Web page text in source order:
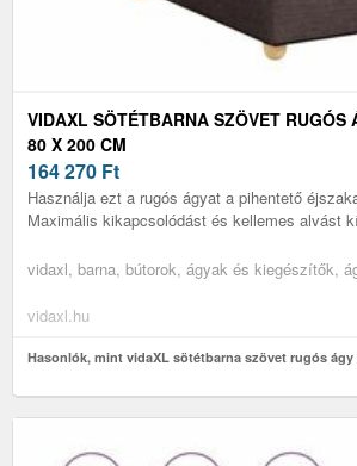
VIDAXL SÖTÉTBARNA SZÖVET RUGÓS
80 X 200 CM
164 270 Ft
Használja ezt a rugós ágyat a pihentető
Maximális kikapcsolódást és kellemes alvást
vidaxl, barna, bútorok, ágyak és kiegészítők,
vidaxl.hu
Hasonlók, mint vidaXL sötétbarna szövet rugós ágy